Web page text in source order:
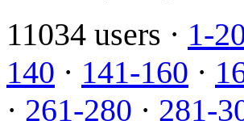
11034 users · 1-
140 · 141-160 ·
· 261-280 · 281-